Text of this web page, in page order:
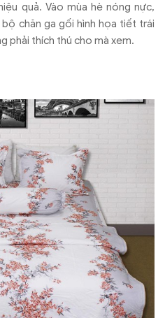
quả. Vào mùa hè nóng nực,
chăn ga gối hình họa tiết trái
phải thích thú cho mà xem.